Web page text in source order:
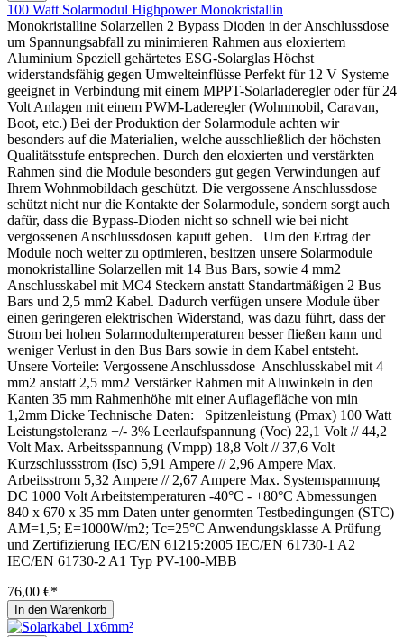
100 Watt Solarmodul Highpower Monokristallin
Monokristalline Solarzellen 2 Bypass Dioden in der Anschlussdose
um Spannungsabfall zu minimieren Rahmen aus eloxiertem
Aluminium Speziell gehärtetes ESG-Solarglas Höchst
widerstandsfähig gegen Umwelteinflüsse Perfekt für 12 V Systeme
geeignet in Verbindung mit einem MPPT-Solarladeregler oder für 24
Volt Anlagen mit einem PWM-Laderegler (Wohnmobil, Caravan,
Boot, etc.) Bei der Produktion der Solarmodule achten wir
besonders auf die Materialien, welche ausschließlich der höchsten
Qualitätsstufe entsprechen. Durch den eloxierten und verstärkten
Rahmen sind die Module besonders gut gegen Verwindungen auf
Ihrem Wohnmobildach geschützt. Die vergossene Anschlussdose
schützt nicht nur die Kontakte der Solarmodule, sondern sorgt auch
dafür, dass die Bypass-Dioden nicht so schnell wie bei nicht
vergossenen Anschlussdosen kaputt gehen. Um den Ertrag der
Module noch weiter zu optimieren, besitzen unsere Solarmodule
monokristalline Solarzellen mit 14 Bus Bars, sowie 4 mm2
Anschlusskabel mit MC4 Steckern anstatt Standartmäßigen 2 Bus
Bars und 2,5 mm2 Kabel. Dadurch verfügen unsere Module über
einen geringeren elektrischen Widerstand, was dazu führt, dass der
Strom bei hohen Solarmodultemperaturen besser fließen kann und
weniger Verlust in den Bus Bars sowie in dem Kabel entsteht.
Unsere Vorteile: Vergossene Anschlussdose Anschlusskabel mit 4
mm2 anstatt 2,5 mm2 Verstärker Rahmen mit Aluwinkeln in den
Kanten 35 mm Rahmenhöhe mit einer Auflagefläche von min
1,2mm Dicke Technische Daten: Spitzenleistung (Pmax) 100 Watt
Leistungstoleranz +/- 3% Leerlaufspannung (Voc) 22,1 Volt // 44,2
Volt Max. Arbeitsspannung (Vmpp) 18,8 Volt // 37,6 Volt
Kurzschlussstrom (Isc) 5,91 Ampere // 2,96 Ampere Max.
Arbeitsstrom 5,32 Ampere // 2,67 Ampere Max. Systemspannung
DC 1000 Volt Arbeitstemperaturen -40°C - +80°C Abmessungen
840 x 670 x 35 mm Daten unter genormten Testbedingungen (STC)
AM=1,5; E=1000W/m2; Tc=25°C Anwendungsklasse A Prüfung
und Zertifizierung IEC/EN 61215:2005 IEC/EN 61730-1 A2
IEC/EN 61730-2 A1 Typ PV-100-MBB
76,00 €*
In den Warenkorb